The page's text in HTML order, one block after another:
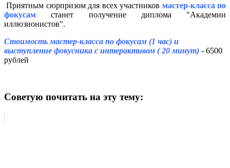
Приятным сюрпризом для всех участников мастер-класса по
фокусам станет получение диплома "Академии
иллюзионистов".
Стоимость мастер-класса по фокусам (1 час) и
выступление фокусника с интерактивом ( 20 минут) - 6500
рублей
Советую почитать на эту тему: